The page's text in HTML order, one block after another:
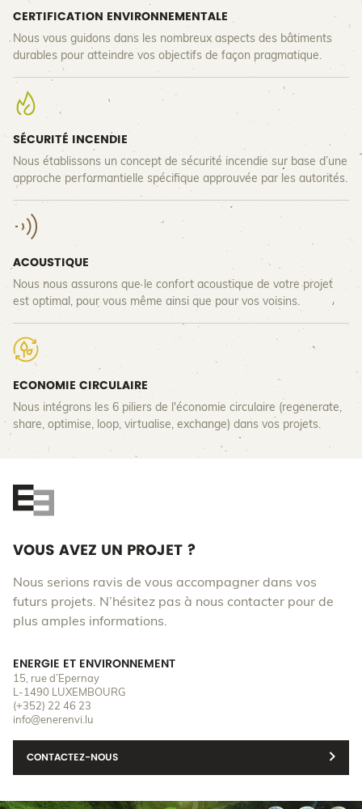
CERTIFICATION ENVIRONNEMENTALE
Nous vous guidons dans les nombreux aspects des bâtiments
durables pour atteindre vos objectifs de façon pragmatique.
SÉCURITÉ INCENDIE
Nous établissons un concept de sécurité incendie sur base d’une
approche performantielle spécifique approuvée par les autorités.
ACOUSTIQUE
Nous nous assurons que le confort acoustique de votre projet
est optimal, pour vous même ainsi que pour vos voisins.
ECONOMIE CIRCULAIRE
Nous intégrons les 6 piliers de l'économie circulaire (regenerate,
share, optimise, loop, virtualise, exchange) dans vos projets.
VOUS AVEZ UN PROJET ?
Nous serions ravis de vous accompagner dans vos
futurs projets. N’hésitez pas à nous contacter pour de
plus amples informations.
ENERGIE ET ENVIRONNEMENT
15, rue d’Epernay
L-1490 LUXEMBOURG
(+352) 22 46 23
info@enerenvi.lu
CONTACTEZ-NOUS